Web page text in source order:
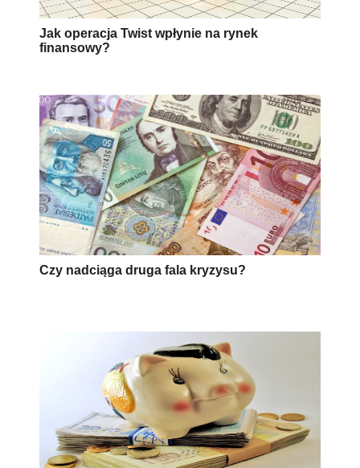
Jak operacja Twist wpłynie na rynek
finansowy?
Czy nadciąga druga fala kryzysu?